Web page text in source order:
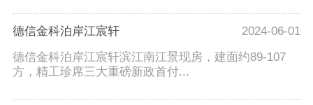
德信金科泊岸江宸轩
2024-06-01
德信金科泊岸江宸轩滨江南江景现房，建面约89-107
方，精工珍席三大重磅新政首付...